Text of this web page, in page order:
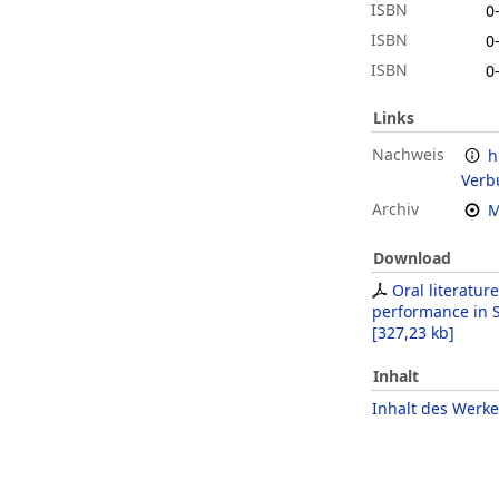
ISBN
ISBN
ISBN
Links
Nachweis
Archiv
Download
Oral
performance in
[327,23 kb]
Inhalt
Inhalt des